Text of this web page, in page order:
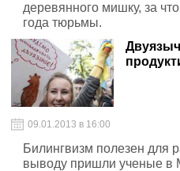
деревянного мишку, за
года тюрьмы.
09.01.2013 в 16:00
Билингвизм полезен для
выводу пришли ученые в